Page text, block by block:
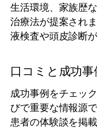
生活環境、家族歴
治療法が提案され
液検査や頭皮診断
口コミと成功
成功事例をチェッ
びで重要な情報源
患者の体験談を掲